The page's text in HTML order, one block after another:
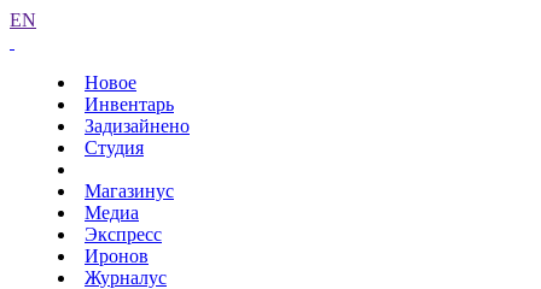
EN
Новое
Инвентарь
Задизайнено
Студия
Магазинус
Медиа
Экспресс
Иронов
Журналус